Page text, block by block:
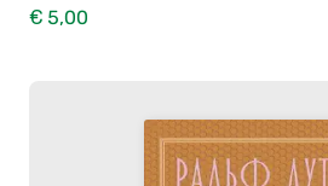
€ 5,00